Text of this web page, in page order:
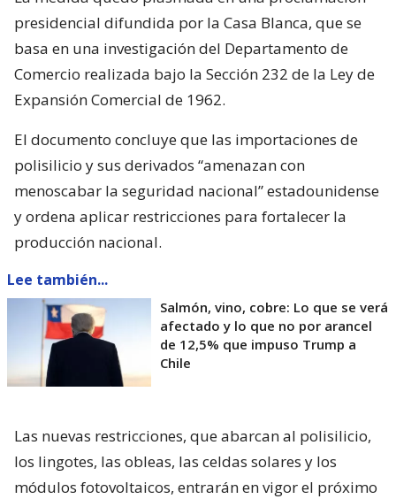
presidencial difundida por la Casa Blanca, que se
basa en una investigación del Departamento de
Comercio realizada bajo la Sección 232 de la Ley de
Expansión Comercial de 1962.
El documento concluye que las importaciones de
polisilicio y sus derivados “amenazan con
menoscabar la seguridad nacional” estadounidense
y ordena aplicar restricciones para fortalecer la
producción nacional.
Lee también...
Salmón, vino, cobre: Lo que se verá
afectado y lo que no por arancel
de 12,5% que impuso Trump a
Chile
Las nuevas restricciones, que abarcan al polisilicio,
los lingotes, las obleas, las celdas solares y los
módulos fotovoltaicos, entrarán en vigor el próximo